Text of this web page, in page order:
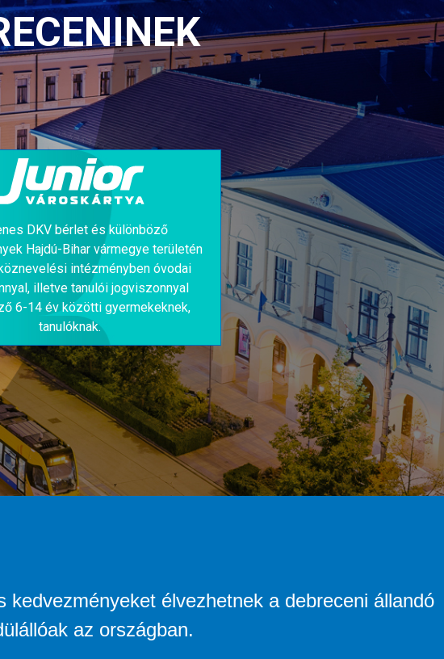
DKV bérlet és különböző
Hajdú-Bihar vármegye területén
intézményben óvodai
illetve tanulói jogviszonnyal
6-14 év közötti gyermekeknek,
tanulóknak.
élvezhetnek a debreceni állandó
az országban.